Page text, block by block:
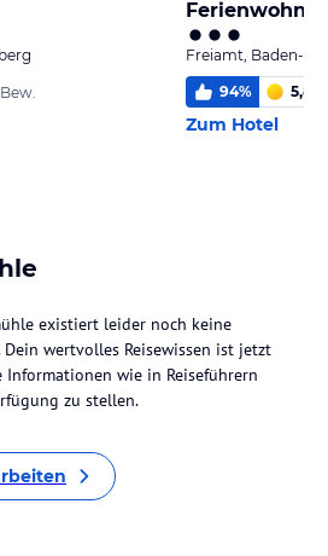
Freiamt, Baden-
94% 5,8
Zum Hotel
existiert leider noch keine
wertvolles Reisewissen ist jetzt
wie in Reiseführern
zu stellen.